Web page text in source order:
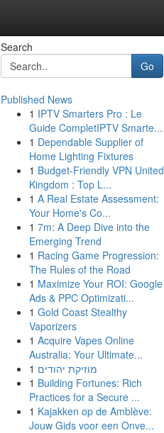
Search
Go
Published News
1 IPTV Smarters Pro : Le
Guide CompletIPTV Smarte...
1 Dependable Supplier of
Home Lighting Fixtures
1 Budget-Friendly VPN United
Kingdom : Top L...
1 A Real Estate Assessment:
Your Home's Co...
1 7m: A Deep Dive into the
Emerging Trend
1 Racing Game Progression:
The Rules of the Road
1 Maximize Your ROI: Google
Ads & PPC Optimizati...
1 Gold Coast Stealthy
Vaporizers
1 Acquire Vapes Online
Australia: Your Ultimate...
1 מוזיקת יהודים
1 Building Fortunes: Rich
Practices for a Secure ...
1 Kajakken op de Amblève:
Jouw Gids voor een Onve...